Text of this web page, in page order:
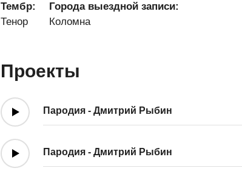
Тембр:
Города выездной записи:
Тенор
Коломна
Проекты
Пародия - Дмитрий Рыбин
Пародия - Дмитрий Рыбин